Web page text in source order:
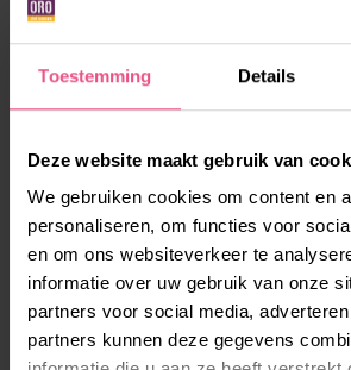
Toestemming Details
Deze website maakt gebruik van
We gebruiken cookies om content en
personaliseren, om functies voor
en om ons websiteverkeer te
informatie over uw gebruik van onze
partners voor social media,
partners kunnen deze gegevens
avondeten en het koffiemoment
contactmomenten bieden ruimte
nemen en even gezellig samen te
heeft iedereen de vrijheid om zijn
activiteiten te doen, zoals sporten,
De huishoudelijke taken, zoals het
vaatwasser of het dekken van de
bewoners samen.